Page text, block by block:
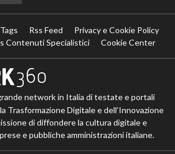
Tags Rss Feed
Privacy e Cookie Policy
Contenuti Specialistici
Cookie Center
network in Italia di testate e portali
Trasformazione Digitale e dell’Innovazione
di diffondere la cultura digitale e
e pubbliche amministrazioni italiane.